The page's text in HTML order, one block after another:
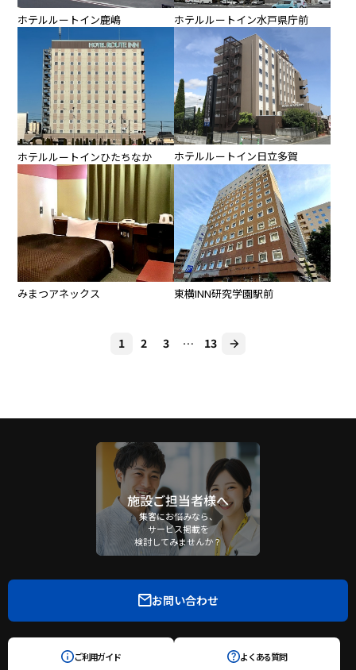
ホテルルートイン鹿嶋 ホテルルートイン水戸県庁前
ホテルルートインひたちなか ホテルルートイン日立多賀
みまつアネックス 東横INN研究学園駅前
1 2 3 … 13
施設ご担当者様へ
集客にお悩みなら、
サービス掲載を
検討してみませんか？
お問い合わせ
ご利用ガイド よくある質問